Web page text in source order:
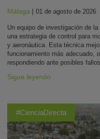
Málaga | 01 de agosto de 2026
Un equipo de investigación de
una estrategia de control para
y aeronáutica. Esta técnica
funcionamiento más adecuado,
respondiendo ante posibles fallos.
Sigue leyendo
#CienciaDirecta